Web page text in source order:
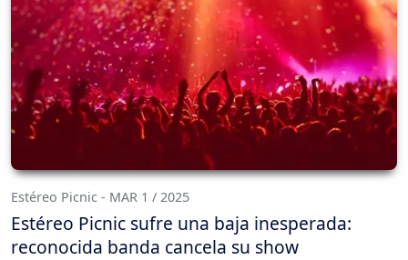
Estéreo Picnic - MAR 1 / 2025
Estéreo Picnic sufre una baja inesperada:
reconocida banda cancela su show